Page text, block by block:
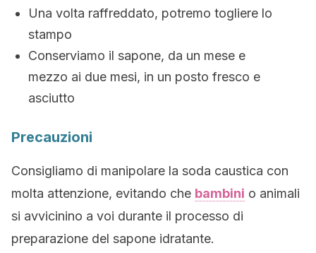
Una volta raffreddato, potremo togliere lo
stampo
Conserviamo il sapone, da un mese e
mezzo ai due mesi, in un posto fresco e
asciutto
Precauzioni
Consigliamo di manipolare la soda caustica con
molta attenzione, evitando che bambini o animali
si avvicinino a voi durante il processo di
preparazione del sapone idratante.